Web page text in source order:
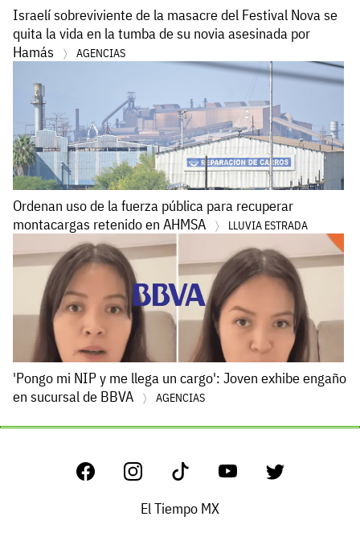
Israelí sobreviviente de la masacre del Festival Nova se
quita la vida en la tumba de su novia asesinada por
Hamás
AGENCIAS
Ordenan uso de la fuerza pública para recuperar
montacargas retenido en AHMSA
LLUVIA ESTRADA
'Pongo mi NIP y me llega un cargo': Joven exhibe engaño
en sucursal de BBVA
AGENCIAS
El Tiempo MX